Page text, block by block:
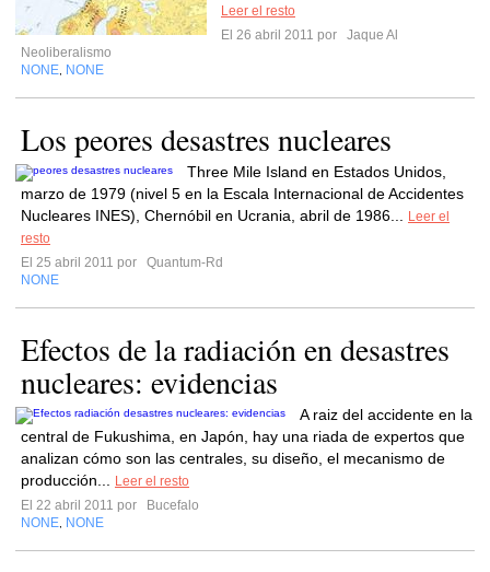
Leer el resto
El 26 abril 2011 por
Jaque Al
Neoliberalismo
NONE NONE
Los peores desastres nucleares
Three Mile Island en Estados Unidos,
marzo de 1979 (nivel 5 en la Escala Internacional de Accidentes
Nucleares INES), Chernóbil en Ucrania, abril de 1986...
Leer el
resto
El 25 abril 2011 por
Quantum-Rd
NONE
Efectos de la radiación en desastres
nucleares: evidencias
A raiz del accidente en la
central de Fukushima, en Japón, hay una riada de expertos que
analizan cómo son las centrales, su diseño, el mecanismo de
producción...
Leer el resto
El 22 abril 2011 por
Bucefalo
NONE NONE